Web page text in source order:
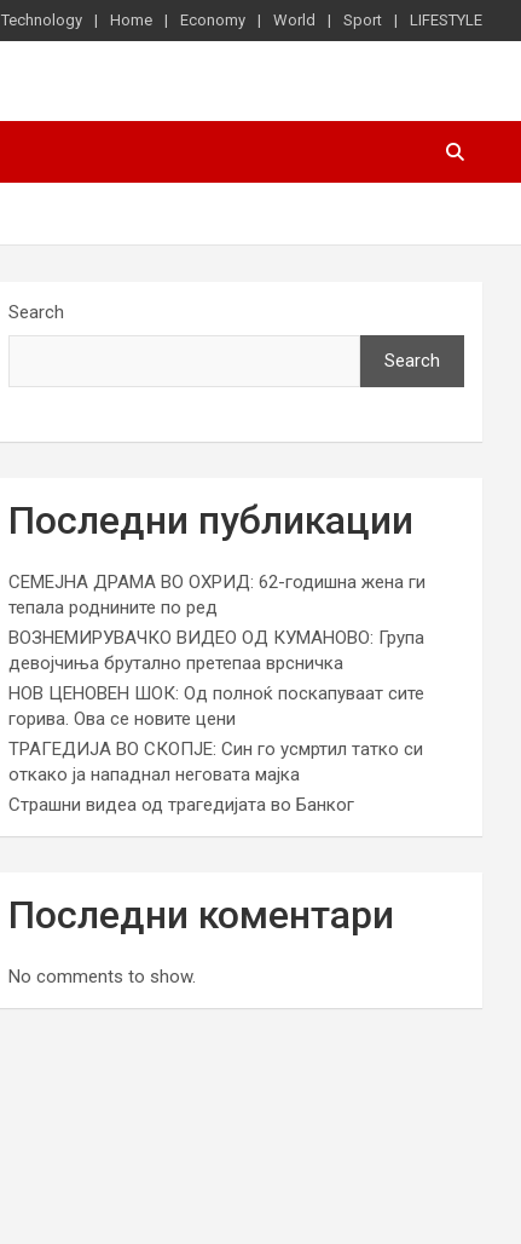
Technology Home Economy World Sport LIFESTYLE
Search
Search
Последни публикации
СЕМЕЈНА ДРАМА ВО ОХРИД: 62-годишна жена ги
тепала роднините по ред
ВОЗНЕМИРУВАЧКО ВИДЕО ОД КУМАНОВО: Група
девојчиња брутално претепаа врсничка
НОВ ЦЕНОВЕН ШОК: Од полноќ поскапуваат сите
горива. Ова се новите цени
ТРАГЕДИЈА ВО СКОПЈЕ: Син го усмртил татко си
откако ја нападнал неговата мајка
Страшни видеа од трагедијата во Банког
Последни коментари
No comments to show.